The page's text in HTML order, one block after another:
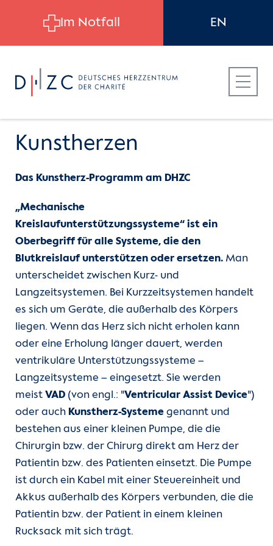
Für Zuweiser:innen
Für Bewerber:innen
Unsere Kliniken
Einheiten
Für Patient:innen
Für Zuweiser:innen
Karriere
Herzatlas
Die Aorta
Die Herzklappen
Herzinsuffizienz
Myokarditis
Kardiomyopathie
Kunstherzen(current)
Transplantation
Koronare Herzkrankheit
Herzrhythmusstörungen
Bluthochdruck
Angeborene Herzfehler
Gefäßerkrankungen
Lungenhochdruck
Forschung
Über uns
Kunstherzen
Das Kunstherz-Programm am DHZC
„Mechanische
Kreislaufunterstützungssysteme“ ist ein
Oberbegriff für alle Systeme, die den
Blutkreislauf unterstützen oder ersetzen. Man
unterscheidet zwischen Kurz- und
Langzeitsystemen. Bei Kurzzeitsystemen handelt
es sich um Geräte, die außerhalb des Körpers
liegen. Wenn das Herz sich nicht erholen kann
oder eine Erholung länger dauert, werden
ventrikuläre Unterstützungssysteme –
Langzeitsysteme – eingesetzt. Sie werden
meist VAD (von engl.: "Ventricular Assist Device")
oder auch Kunstherz-Systeme genannt und
bestehen aus einer kleinen Pumpe, die die
Chirurgin bzw. der Chirurg direkt am Herz der
Patientin bzw. des Patienten einsetzt. Die Pumpe
ist durch ein Kabel mit einer Steuereinheit und
Akkus außerhalb des Körpers verbunden, die die
Patientin bzw. der Patient in einem kleinen
Rucksack mit sich trägt.
Im Notfall EN